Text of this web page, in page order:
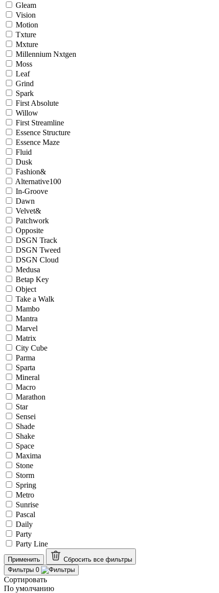
Gleam
Vision
Motion
Txture
Mxture
Millennium Nxtgen
Moss
Leaf
Grind
Spark
First Absolute
Willow
First Streamline
Essence Structure
Essence Maze
Fluid
Dusk
Fashion&
Alternative100
In-Groove
Dawn
Velvet&
Patchwork
Opposite
DSGN Track
DSGN Tweed
DSGN Cloud
Medusa
Betap Key
Object
Take a Walk
Mambo
Mantra
Marvel
Matrix
City Cube
Parma
Sparta
Mineral
Macro
Marathon
Star
Sensei
Shade
Shake
Space
Maxima
Stone
Storm
Spring
Metro
Sunrise
Pascal
Daily
Party
Party Line
Применить Сбросить все фильтры
Фильтры 0
Сортировать
По умолчанию